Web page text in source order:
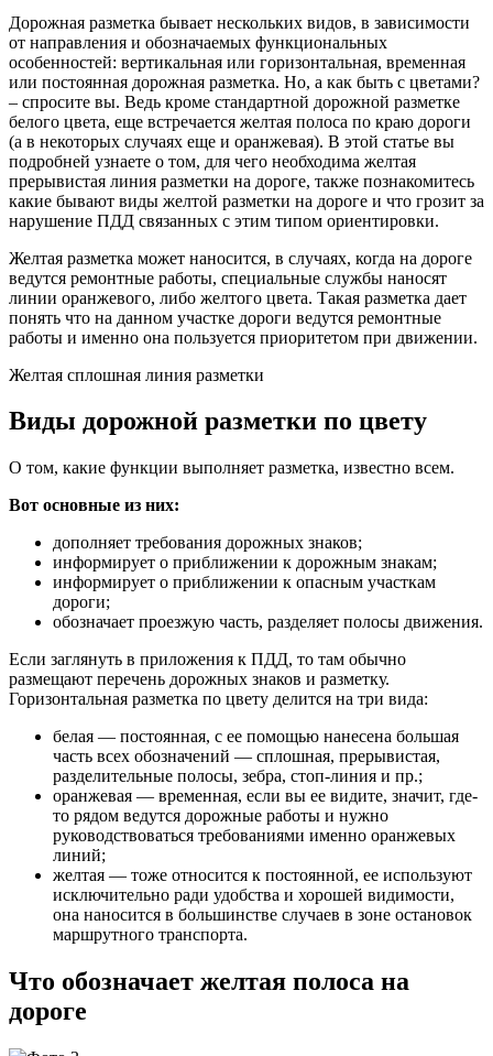
Дорожная разметка бывает нескольких видов, в зависимости
от направления и обозначаемых функциональных
особенностей: вертикальная или горизонтальная, временная
или постоянная дорожная разметка. Но, а как быть с цветами?
– спросите вы. Ведь кроме стандартной дорожной разметке
белого цвета, еще встречается желтая полоса по краю дороги
(а в некоторых случаях еще и оранжевая). В этой статье вы
подробней узнаете о том, для чего необходима желтая
прерывистая линия разметки на дороге, также познакомитесь
какие бывают виды желтой разметки на дороге и что грозит за
нарушение ПДД связанных с этим типом ориентировки.
Желтая разметка может наносится, в случаях, когда на дороге
ведутся ремонтные работы, специальные службы наносят
линии оранжевого, либо желтого цвета. Такая разметка дает
понять что на данном участке дороги ведутся ремонтные
работы и именно она пользуется приоритетом при движении.
Желтая сплошная линия разметки
Виды дорожной разметки по цвету
О том, какие функции выполняет разметка, известно всем.
Вот основные из них:
дополняет требования дорожных знаков;
информирует о приближении к дорожным знакам;
информирует о приближении к опасным участкам
дороги;
обозначает проезжую часть, разделяет полосы движения.
Если заглянуть в приложения к ПДД, то там обычно
размещают перечень дорожных знаков и разметку.
Горизонтальная разметка по цвету делится на три вида:
белая — постоянная, с ее помощью нанесена большая
часть всех обозначений — сплошная, прерывистая,
разделительные полосы, зебра, стоп-линия и пр.;
оранжевая — временная, если вы ее видите, значит, где-
то рядом ведутся дорожные работы и нужно
руководствоваться требованиями именно оранжевых
линий;
желтая — тоже относится к постоянной, ее используют
исключительно ради удобства и хорошей видимости,
она наносится в большинстве случаев в зоне остановок
маршрутного транспорта.
Что обозначает желтая полоса на
дороге